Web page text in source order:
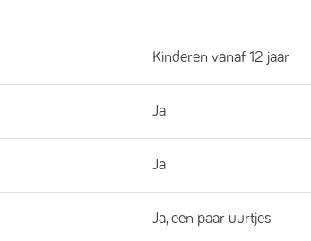
Kinderen vanaf 12 jaar
Ja
Ja
Ja, een paar uurtjes